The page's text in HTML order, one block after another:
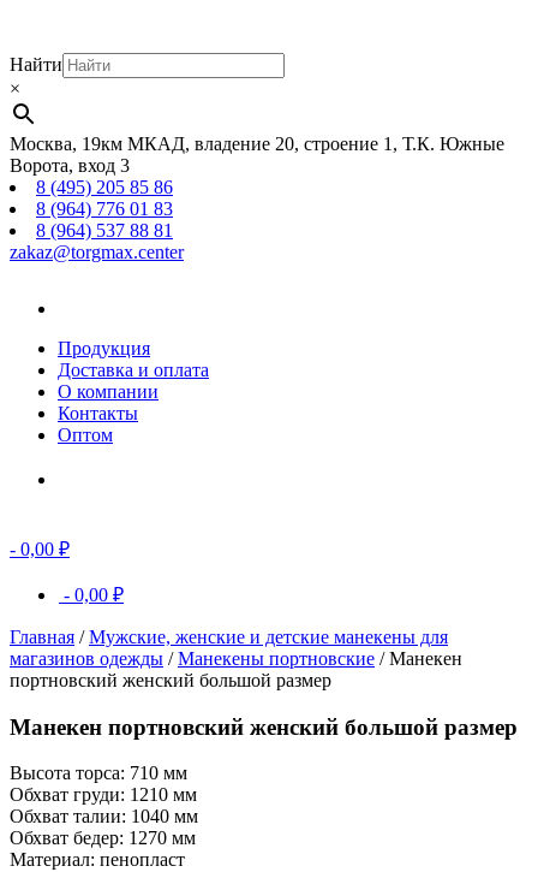
Найти
×
Москва, 19км МКАД, владение 20, строение 1, Т.К. Южные
Ворота, вход 3
8 (495) 205 85 86
8 (964) 776 01 83
8 (964) 537 88 81
zakaz@torgmax.center
Продукция
Доставка и оплата
О компании
Контакты
Оптом
- 0,00 ₽
- 0,00 ₽
Главная /Мужские, женские и детские манекены для
магазинов одежды /Манекены портновские / Манекен
портновский женский большой размер
Манекен портновский женский большой размер
Высота торса: 710 мм
Обхват груди: 1210 мм
Обхват талии: 1040 мм
Обхват бедер: 1270 мм
Материал: пенопласт